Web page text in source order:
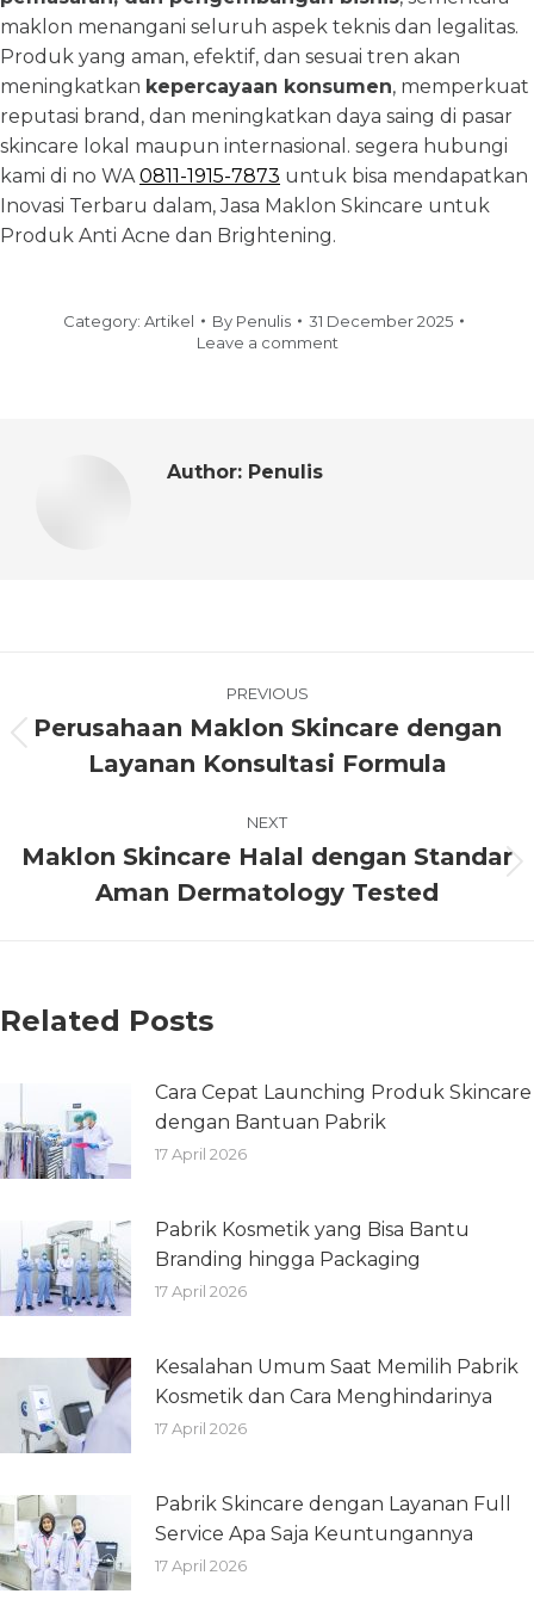
maklon menangani seluruh aspek teknis dan legalitas.
Produk yang aman, efektif, dan sesuai tren akan
meningkatkan kepercayaan konsumen, memperkuat
reputasi brand, dan meningkatkan daya saing di pasar
skincare lokal maupun internasional. segera hubungi
kami di no WA0811-1915-7873 untuk bisa mendapatkan
Inovasi Terbaru dalam, Jasa Maklon Skincare untuk
Produk Anti Acne dan Brightening.
Category: Artikel By Penulis
31 December 2025
Leave a comment
Author: Penulis
PREVIOUS
Perusahaan Maklon Skincare dengan
Layanan Konsultasi Formula
NEXT
Maklon Skincare Halal dengan Standar
Aman Dermatology Tested
Related Posts
Cara Cepat Launching Produk Skincare
dengan Bantuan Pabrik
17 April 2026
Pabrik Kosmetik yang Bisa Bantu
Branding hingga Packaging
17 April 2026
Kesalahan Umum Saat Memilih Pabrik
Kosmetik dan Cara Menghindarinya
17 April 2026
Pabrik Skincare dengan Layanan Full
Service Apa Saja Keuntungannya
17 April 2026